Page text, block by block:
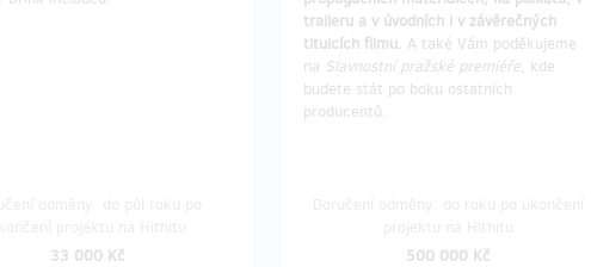
33 000 Kč
traileru a v úvodních i v závěrečných
titulcích filmu. A také Vám poděkujeme
na Slavnostní pražské premiéře, kde
budete stát po boku ostatních
producentů.
500 000 Kč